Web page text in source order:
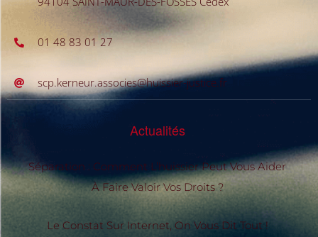
01 48 83 01 27
scp.kerneur.associes@huissier-justice.fr
Actualités
Séparation : Comment L’huissier Peut Vous Aider
À Faire Valoir Vos Droits ?
Le Constat Sur Internet, On Vous Dit Tout !